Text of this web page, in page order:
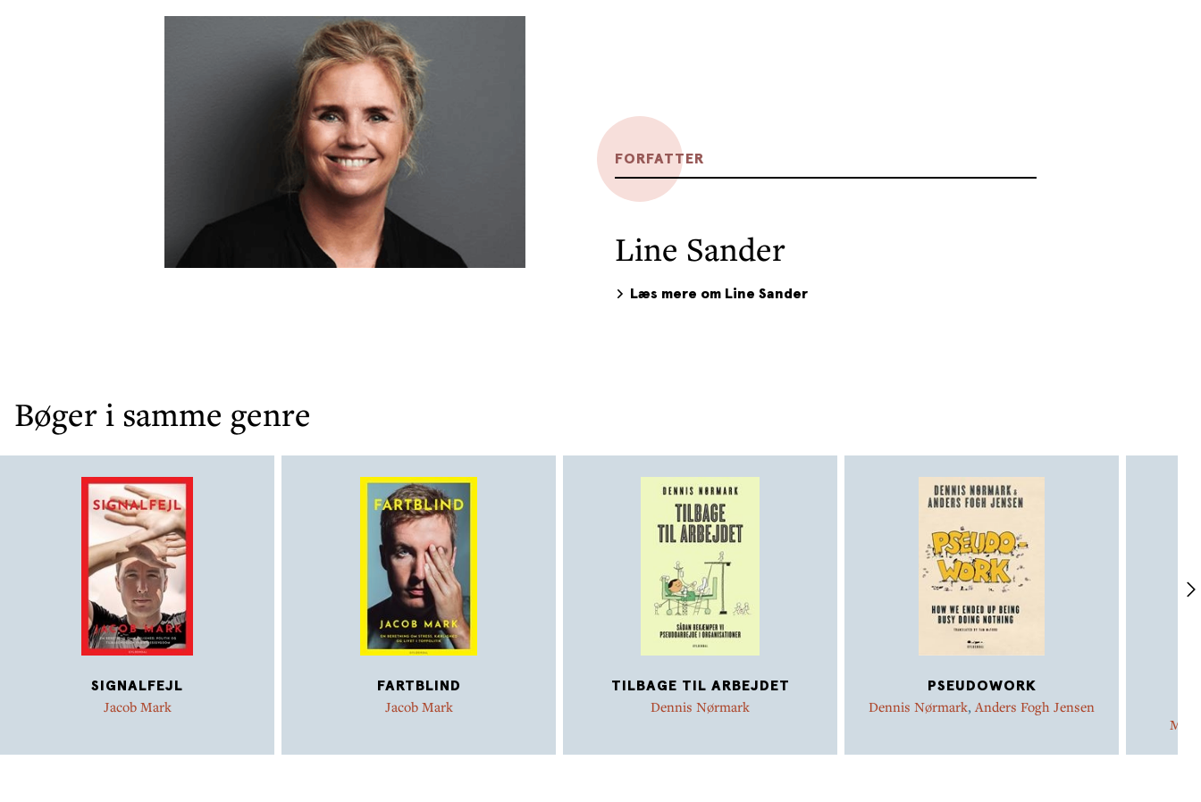
FORFATTER
Line Sander
Læs mere om Line Sander
Bøger i samme genre
SIGNALFEJL
Jacob Mark
FARTBLIND
Jacob Mark
TILBAGE TIL ARBEJDET
Dennis Nørmark
PSEUDOWORK
Dennis Nørmark, Anders Fogh Jensen